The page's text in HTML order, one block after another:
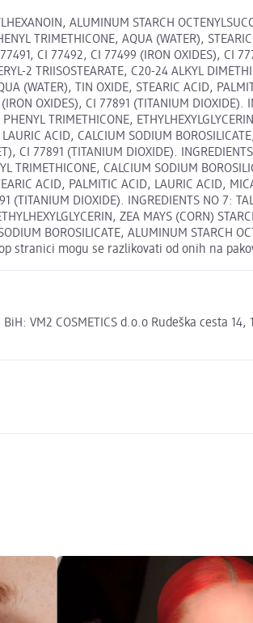
ALUMINUM STARCH
TRIMETHICONE, AQUA (WATER),
CI 77492, CI 77499 (IRON OXIDES), CI
2 TRIISOSTEARATE, C20-24 ALKYL
(WATER), TIN OXIDE, STEARIC ACID,
OXIDES), CI 77891 (TITANIUM DIOXIDE).
TRIMETHICONE,
ACID, CALCIUM SODIUM
CI 77891 (TITANIUM DIOXIDE).
TRIMETHICONE, CALCIUM SODIUM
ACID, PALMITIC ACID, LAURIC ACID,
DIOXIDE). INGREDIENTS NO 7:
ZEA MAYS (CORN)
BOROSILICATE, ALUMINUM STARCH
stranici mogu se razlikovati od onih na
VM2 COSMETICS d.o.o Rudeška cesta